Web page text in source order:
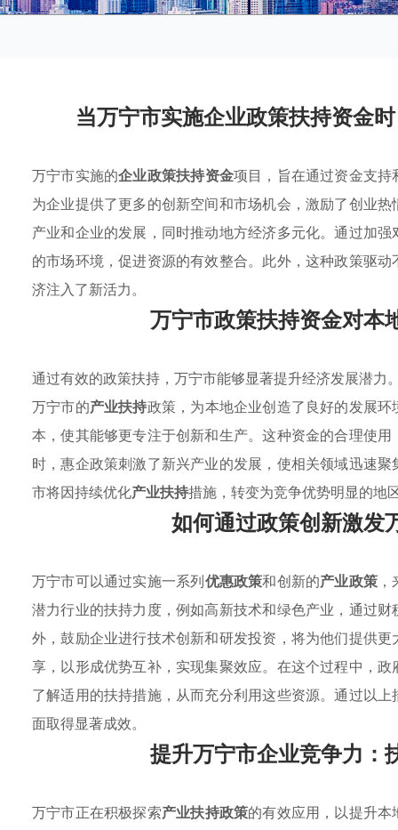
当万宁市实施企业政策扶持资金
万宁市实施的企业政策扶持资金项目，旨在通过资金支
为企业提供了更多的创新空间和市场机会，激励了创业
产业和企业的发展，同时推动地方经济多元化。通过加
的市场环境，促进资源的有效整合。此外，这种政策驱
济注入了新活力。
万宁市政策扶持资金对本
通过有效的政策扶持，万宁市能够显著提升经济发展潜力
万宁市的产业扶持政策，为本地企业创造了良好的发展
本，使其能够更专注于创新和生产。这种资金的合理使
时，惠企政策刺激了新兴产业的发展，使相关领域迅速
市将因持续优化产业扶持措施，转变为竞争优势明显的地
如何通过政策创新激发
万宁市可以通过实施一系列优惠政策和创新的产业政策
潜力行业的扶持力度，例如高新技术和绿色产业，通过
外，鼓励企业进行技术创新和研发投资，将为他们提供
享，以形成优势互补，实现集聚效应。在这个过程中，
了解适用的扶持措施，从而充分利用这些资源。通过以
面取得显著成效。
提升万宁市企业竞争力：
万宁市正在积极探索产业扶持政策的有效应用，以提升